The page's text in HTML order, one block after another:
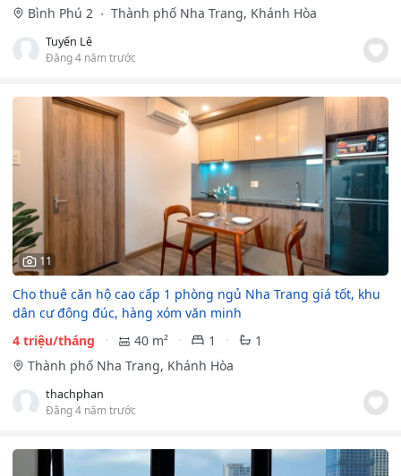
Bình Phú 2
Thành phố Nha Trang, Khánh Hòa
Tuyến Lê
Đăng 4 năm trước
11
Cho thuê căn hộ cao cấp 1 phòng ngủ Nha Trang giá tốt, khu
dân cư đông đúc, hàng xóm văn minh
4 triệu/tháng
40 m² 1
1
Thành phố Nha Trang, Khánh Hòa
thachphan
Đăng 4 năm trước